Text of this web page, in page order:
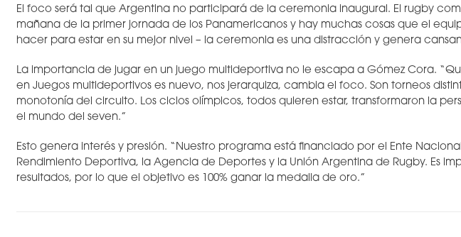
El foco será tal que Argentina no participará de la ceremonia inaugural. El rugby
mañana de la primer jornada de los Panamericanos y hay muchas cosas que el
hacer para estar en su mejor nivel – la ceremonia es una distracción y genera
La importancia de jugar en un juego multideportiva no le escapa a Gómez Cora.
en Juegos multideportivos es nuevo, nos jerarquiza, cambia el foco. Son torneos
monotonía del circuito. Los ciclos olímpicos, todos quieren estar, transformaron la
el mundo del seven.”
Esto genera interés y presión. “Nuestro programa está financiado por el Ente
Rendimiento Deportiva, la Agencia de Deportes y la Unión Argentina de Rugby. Es
resultados, por lo que el objetivo es 100% ganar la medalla de oro.”